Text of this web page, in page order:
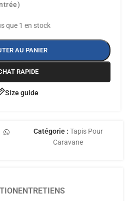
que 1 en stock
AU PANIER
RAPIDE
Size guide
Catégorie : Tapis Pour
Caravane
ENTRETIENS